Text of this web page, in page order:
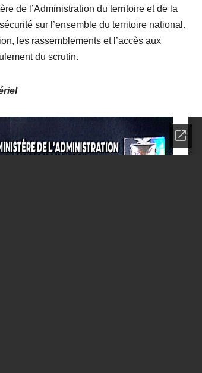
de l’Administration du territoire et de la
sur l’ensemble du territoire national.
les rassemblements et l’accès aux
du scrutin.